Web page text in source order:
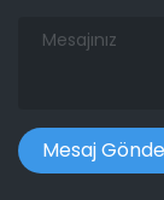
Mesajınız